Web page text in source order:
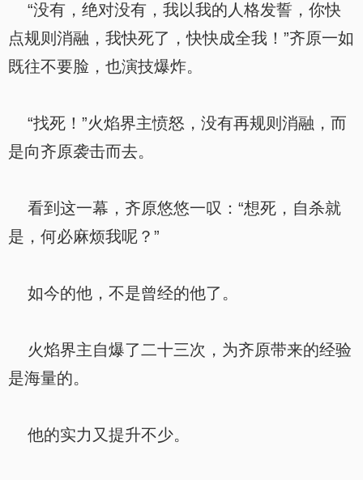
“没有，绝对没有，我以我的人格发誓，你快
点规则消融，我快死了，快快成全我！”齐原一如
既往不要脸，也演技爆炸。
“找死！”火焰界主愤怒，没有再规则消融，而
是向齐原袭击而去。
看到这一幕，齐原悠悠一叹：“想死，自杀就
是，何必麻烦我呢？”
如今的他，不是曾经的他了。
火焰界主自爆了二十三次，为齐原带来的经验
是海量的。
他的实力又提升不少。